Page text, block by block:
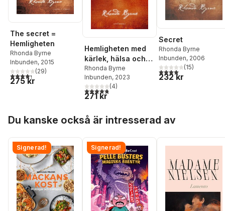
The secret =
Hemligheten
Rhonda Byrne
Inbunden, 2015
4,3utav 5 stjärnor. Totalt antal röster:
(29)
275 kr
Hemligheten med
kärlek, hälsa och
pengar : en
masterclass
Rhonda Byrne
Inbunden, 2023
4,8utav 5 stjärnor. Totalt antal röster:
(4)
271 kr
Secret
Rhonda Byrne
Inbunden, 2006
4,0utav 5 stjärnor.
(15)
232 kr
Du kanske också är intresserad av
Signerad! Signerad!